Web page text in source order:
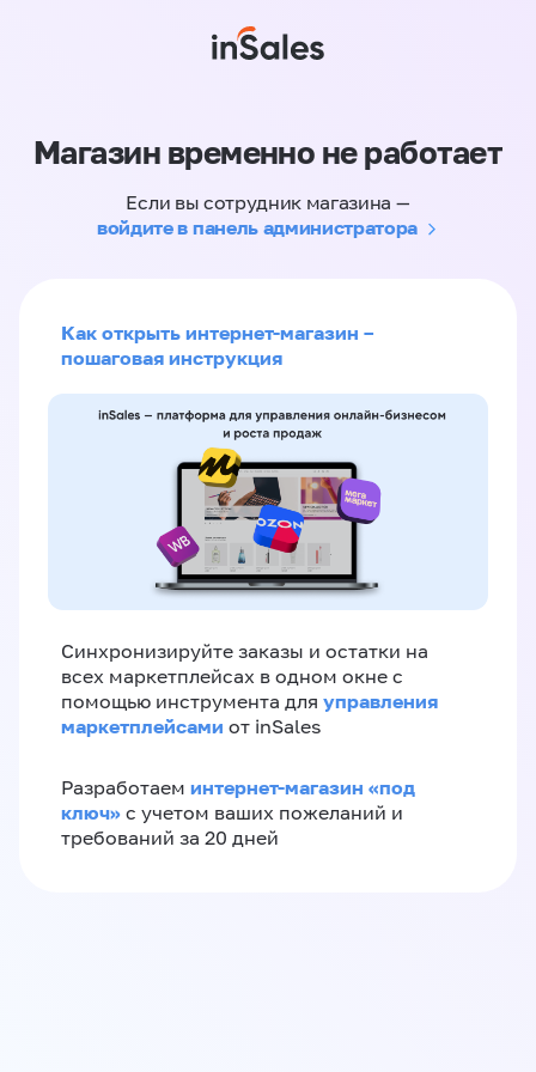
Магазин временно не работает
Если вы сотрудник магазина —
войдите в панель администратора
Как открыть интернет-магазин –
пошаговая инструкция
Синхронизируйте заказы и остатки на
всех маркетплейсах в одном окне с
помощью инструмента для управления
маркетплейсами от inSales
Разработаем интернет-магазин «‎под
ключ»‎ с учетом ваших пожеланий и
требований за 20 дней